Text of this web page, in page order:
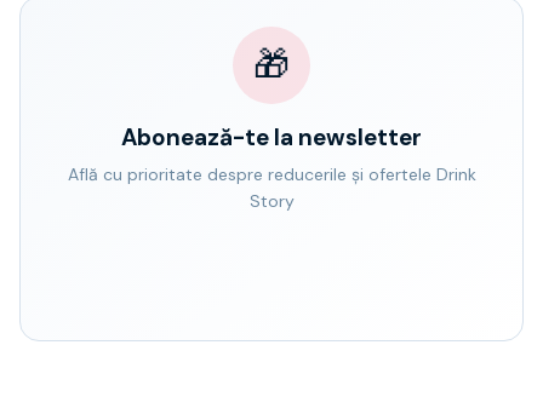
🎁
Abonează-te la newsletter
Află cu prioritate despre reducerile și ofertele Drink
Story